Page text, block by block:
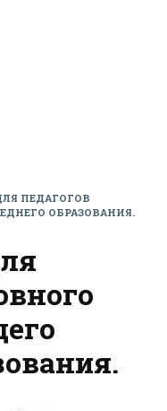
ПЕДАГОГОВ
ОБРАЗОВАНИЯ.